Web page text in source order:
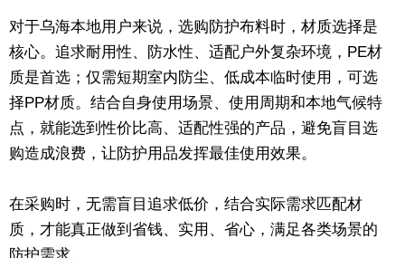
对于乌海本地用户来说，选购防护布料时，材质选择是
核心。追求耐用性、防水性、适配户外复杂环境，PE材
质是首选；仅需短期室内防尘、低成本临时使用，可选
择PP材质。结合自身使用场景、使用周期和本地气候特
点，就能选到性价比高、适配性强的产品，避免盲目选
购造成浪费，让防护用品发挥最佳使用效果。
在采购时，无需盲目追求低价，结合实际需求匹配材
质，才能真正做到省钱、实用、省心，满足各类场景的